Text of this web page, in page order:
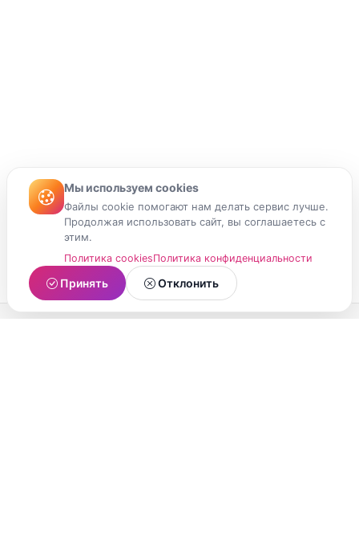
Мы используем cookies
Файлы cookie помогают нам делать сервис лучше.
Продолжая использовать сайт, вы соглашаетесь с
этим.
Политика cookiesПолитика конфиденциальности
Принять Отклонить